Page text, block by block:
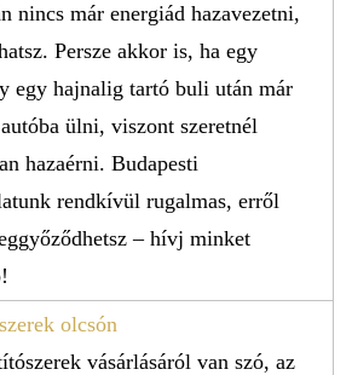
nincs már energiád hazavezetni,
Persze akkor is, ha egy
egy hajnalig tartó buli után már
ülni, viszont szeretnél
hazaérni. Budapesti
rendkívül rugalmas, erről
– hívj minket
olcsón
vásárlásáról van szó, az